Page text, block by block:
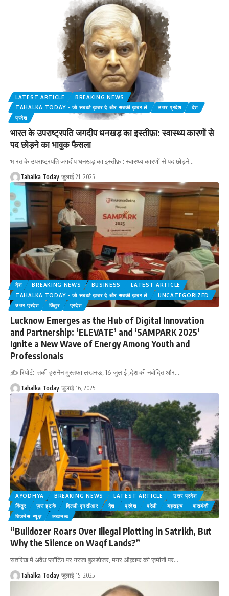
LATEST ARTICLE
BREAKING NEWS
TAHALKA TODAY - जो सबको ख़बर दे और सबकी ख़बर ले
उत्तर प्रदेश
देश
प्रदेश
भारत के उपराष्ट्रपति जगदीप धनखड़ का इस्तीफ़ा: स्वास्थ्य कारणों से
पद छोड़ने का भावुक फैसला
भारत के उपराष्ट्रपति जगदीप धनखड़ का इस्तीफ़ा: स्वास्थ्य कारणों से पद छोड़ने…
Tahalka Today जुलाई 21, 2025
देश BREAKING NEWS BUSINESS
LATEST ARTICLE
TAHALKA TODAY - जो सबको ख़बर दे और सबकी ख़बर ले
UNCATEGORIZED
उत्तर प्रदेश
किंतुर प्रदेश
Lucknow Emerges as the Hub of Digital Innovation
and Partnership: ‘ELEVATE’ and ‘SAMPARK 2025’
Ignite a New Wave of Energy Among Youth and
Professionals
✍ रिपोर्ट: तकी हसनैन मुस्तफा लखनऊ, 16 जुलाई ,देश की नवोदित और…
Tahalka Today जुलाई 16, 2025
AYODHYA BREAKING NEWS LATEST ARTICLE
उत्तर प्रदेश
किंतुर
ज़रा हटके दिल्ली-एनसीआर देश प्रदेश बरेली बहराइच
बाराबंकी
बिजनेस न्यूज़
लखनऊ
“Bulldozer Roars Over Illegal Plotting in Satrikh, But
Why the Silence on Waqf Lands?”
सतरिख में अवैध प्लॉटिंग पर गरजा बुलडोजर, मगर औक़ाफ़ की ज़मीनों पर…
Tahalka Today जुलाई 15, 2025